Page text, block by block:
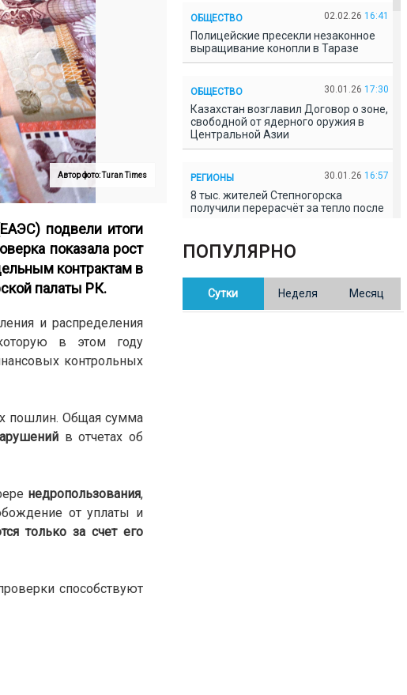
Автор фото: Turan Times
подвели итоги
показала рост
контрактам в
палаты РК.
и распределения
в этом году
контрольных
пошлин. Общая сумма
в отчетах об
недропользования,
от уплаты и
только за счет его
способствуют
ОБЩЕСТВО 02.02.26 16:41
Полицейские пресекли незаконное
выращивание конопли в Таразе
ОБЩЕСТВО 30.01.26 17:30
Казахстан возглавил Договор о зоне,
свободной от ядерного оружия в
Центральной Азии
РЕГИОНЫ 30.01.26 16:57
8 тыс. жителей Степногорска
получили перерасчёт за тепло после
В Казахстане готовят новую
редакцию Конституции: меняется
ПОПУЛЯРНО
Сутки Неделя Месяц